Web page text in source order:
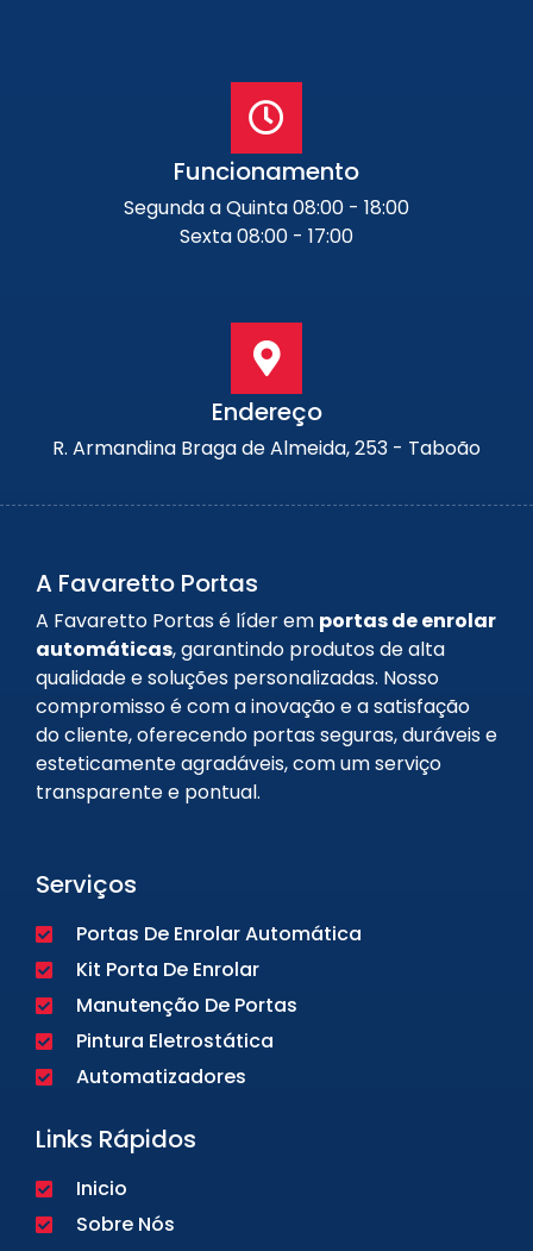
Funcionamento
Segunda a Quinta 08:00 - 18:00
Sexta 08:00 - 17:00
Endereço
R. Armandina Braga de Almeida, 253 - Taboão
A Favaretto Portas
A Favaretto Portas é líder em portas de enrolar
automáticas, garantindo produtos de alta
qualidade e soluções personalizadas. Nosso
compromisso é com a inovação e a satisfação
do cliente, oferecendo portas seguras, duráveis e
esteticamente agradáveis, com um serviço
transparente e pontual.
Serviços
Portas De Enrolar Automática
Kit Porta De Enrolar
Manutenção De Portas
Pintura Eletrostática
Automatizadores
Links Rápidos
Inicio
Sobre Nós